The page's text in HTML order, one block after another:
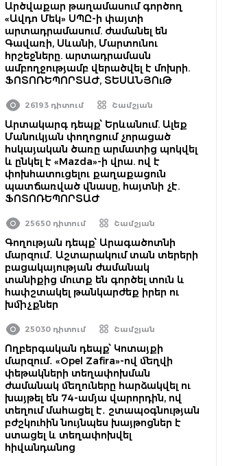
Արծվաքար թաղամասում գործող
«Ավդո Մեկ» ՍՊԸ-ի փայտի
արտադրամասում. ժամանել են
Գավառի, Սևանի, Մարտունու
հրշեջները. արտադրամասն
ամբողջությամբ վերածվել է մոխրի.
ՖՈՏՈՌԵՊՈՐՏԱԺ, ՏԵՍԱՆՅՈւԹ
26193 դիտում Շամշյան
Արտակարգ դեպք՝ Երևանում. Ալեք
Մանուկյան փողոցում չորացած
հսկայական ծառը արմատից պոկվել
և ընկել է «Mazda»-ի վրա. ով է
փոխհատուցելու քաղաքացուն
պատճառված վնասը, հայտնի չէ.
ՖՈՏՈՌԵՊՈՐՏԱԺ
25650 դիտում Շամշյան
Գողության դեպք՝ Արագածոտնի
մարզում․ Աշտարակում տան տերերի
բացակայության ժամանակ
տանիքից մուտք են գործել տուն և
հափշտակել թանկարժեք իրեր ու
խմիչքներ
25030 դիտում Շամշյան
Ողբերգական դեպք՝ Կոտայքի
մարզում․ «Opel Zafira»-ով մեղվի
փեթակների տեղափոխման
ժամանակ մեղուները հարձակվել ու
խայթել են 74-ամյա վարորդին, ով
տեղում մահացել է․ շտապօգնության
բժշկուհին նույնպես խայթոցներ է
ստացել և տեղափոխվել
հիվանդանոց